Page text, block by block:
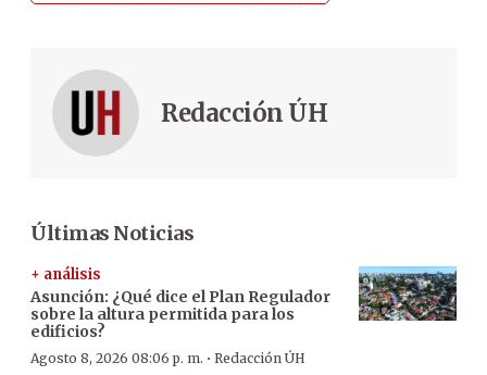
Redacción ÚH
Últimas Noticias
+ análisis
Asunción: ¿Qué dice el Plan Regulador
sobre la altura permitida para los
edificios?
Agosto 8, 2026 08:06 p. m. · Redacción ÚH